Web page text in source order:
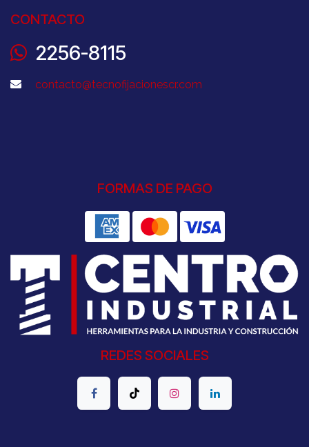
CONTACTO
2256-8115
contacto@tecnofijacionescr.com
FORMAS DE PAGO
REDES SOCIALES